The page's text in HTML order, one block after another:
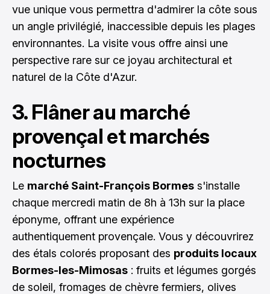
vue unique vous permettra d'admirer la côte sous
un angle privilégié, inaccessible depuis les plages
environnantes. La visite vous offre ainsi une
perspective rare sur ce joyau architectural et
naturel de la Côte d'Azur.
3. Flâner au marché
provençal et marchés
nocturnes
Le marché Saint-François Bormes s'installe
chaque mercredi matin de 8h à 13h sur la place
éponyme, offrant une expérience
authentiquement provençale. Vous y découvrirez
des étals colorés proposant des produits locaux
Bormes-les-Mimosas : fruits et légumes gorgés
de soleil, fromages de chèvre fermiers, olives